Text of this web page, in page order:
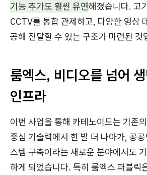
기능 추가도 훨씬 유연해졌습니다. 고
CCTV를 통합 관제하고, 다양한 영상
공해 전달할 수 있는 구조가 마련된 것
룸엑스, 비디오를 넘어
인프라
이번 사업을 통해 카테노이드는 기존
중심 기술력에서 한 발 더 나아가, 공
스템 구축이라는 새로운 분야에서도
하게 되었습니다. 특히 룸엑스 퍼블릭